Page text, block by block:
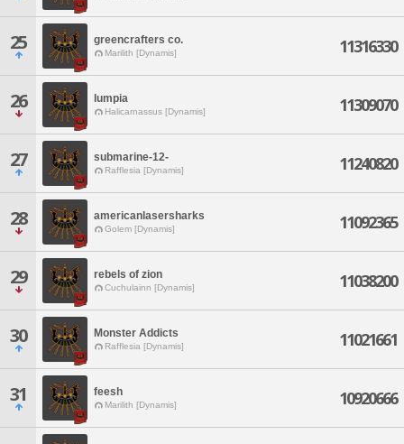
25 greencrafters co.
Marilith [Dynamis] 11316330
26 lumpia
Halicarnassus [Dynamis] 11309070
27 submarine-12-
Rafflesia [Dynamis] 11240820
28 americanlasersharks
Golem [Dynamis] 11092365
29 rebels of zion
Cuchulainn [Dynamis] 11038200
30 Monster Addicts
Rafflesia [Dynamis] 11021661
31 feesh
Marilith [Dynamis] 10920666